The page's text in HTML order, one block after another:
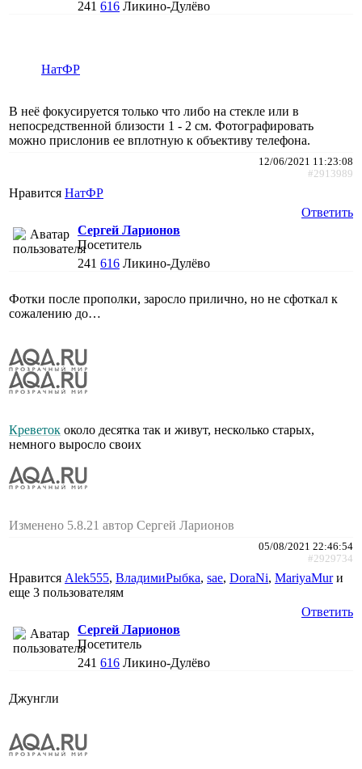
241 616 Ликино-Дулёво
НатФР
В неё фокусируется только что либо на стекле или в
непосредственной близости 1 - 2 см. Фотографировать
можно прислонив ее вплотную к объективу телефона.
12/06/2021 11:23:08
#2913989
Нравится НатФР
Ответить
Сергей Ларионов
Посетитель
241 616 Ликино-Дулёво
Фотки после прополки, заросло прилично, но не сфоткал к
сожалению до…
Креветок около десятка так и живут, несколько старых,
немного выросло своих
Изменено 5.8.21 автор Сергей Ларионов
05/08/2021 22:46:54
#2929734
Нравится Alek555, ВладимиРыбка, sae, DoraNi, MariyaMurи
еще 3 пользователям
Ответить
Сергей Ларионов
Посетитель
241 616 Ликино-Дулёво
Джунгли